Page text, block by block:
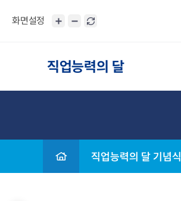
화면설정
직업능력의 달
직업능력의 달 기념식